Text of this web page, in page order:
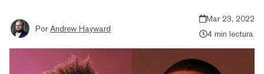
Por Andrew Hayward
Mar 23, 2022
4 min lectura